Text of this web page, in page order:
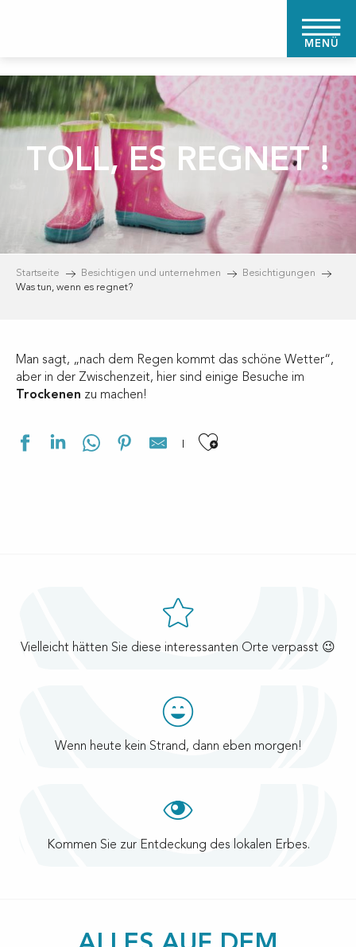
MENÜ
TOLL, ES REGNET !
Startseite Besichtigen und unternehmen
Besichtigungen
Was tun, wenn es regnet?
Man sagt, „nach dem Regen kommt das schöne Wetter“,
aber in der Zwischenzeit, hier sind einige Besuche im
Trockenen zu machen!
Ajouter aux
Vielleicht hätten Sie diese interessanten Orte verpasst 😉
Wenn heute kein Strand, dann eben morgen!
Kommen Sie zur Entdeckung des lokalen Erbes.